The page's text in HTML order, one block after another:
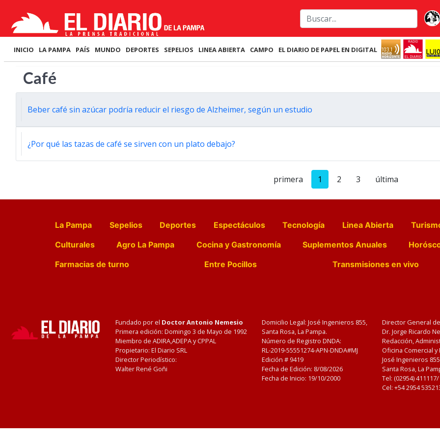
INICIO LA PAMPA PAÍS MUNDO DEPORTES SEPELIOS LINEA ABIERTA CAMPO EL DIARIO DE PAPEL EN DIGITAL
Café
Beber café sin azúcar podría reducir el riesgo de Alzheimer, según un estudio
¿Por qué las tazas de café se sirven con un plato debajo?
primera 1 2 3 última
La Pampa Sepelios Deportes Espectáculos Tecnología Linea Abierta
Culturales
Agro La Pampa Cocina y Gastronomía Suplementos Anuales
Farmacias de turno
Entre Pocillos Transmisiones en vivo
Fundado por el Doctor Antonio Nemesio
Primera edición: Domingo 3 de Mayo de 1992
Miembro de ADIRA,ADEPA y CPPAL
Propietario: El Diario SRL
Director Periodístico:
Walter René Goñi
Domicilio Legal: José Ingenieros 855,
Santa Rosa, La Pampa.
Número de Registro DNDA:
RL-2019-55551274-APN-DNDA#MJ
Edición # 9419
Fecha de Edición: 8/08/2026
Fecha de Inicio: 19/10/2000
Director General
Dr. Jorge Ricardo
Redacción,
Oficina Comercial
José Ingenieros
Santa Rosa, La
Tel: (02954)
Cel: +54 2954